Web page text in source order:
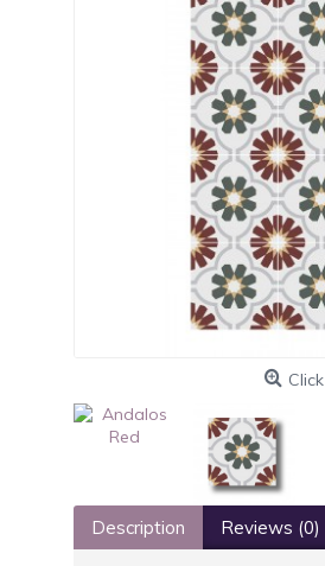
Description Reviews (0)